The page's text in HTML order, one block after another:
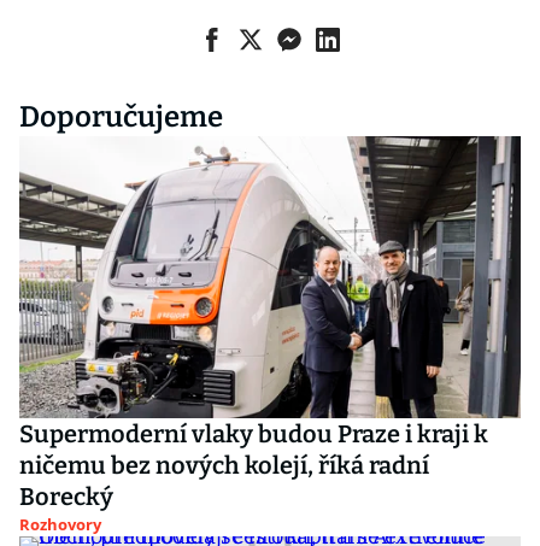
Doporučujeme
Supermoderní vlaky budou Praze i kraji k
ničemu bez nových kolejí, říká radní
Borecký
Rozhovory